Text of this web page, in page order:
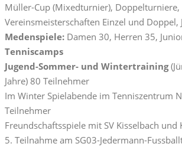
Müller-Cup (Mixedturnier), Doppelturniere,
Vereinsmeisterschaften Einzel und Doppel,
Medenspiele: Damen 30, Herren 35,
Tenniscamps
Jugend-Sommer- und Wintertraining
Jahre) 80 Teilnehmer
Im Winter Spielabende im Tenniszentrum
Teilnehmer
Freundschaftsspiele mit SV Kisselbach und
5. Teilnahme am SG03-Jedermann-